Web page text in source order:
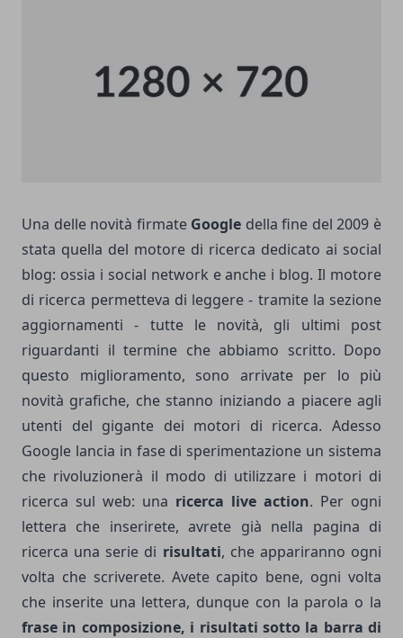
Una delle novità firmate Google della fine del 2009 è
stata quella del motore di ricerca dedicato ai social
blog: ossia i social network e anche i blog. Il motore
di ricerca permetteva di leggere - tramite la sezione
aggiornamenti - tutte le novità, gli ultimi post
riguardanti il termine che abbiamo scritto. Dopo
questo miglioramento, sono arrivate per lo più
novità grafiche, che stanno iniziando a piacere agli
utenti del gigante dei motori di ricerca. Adesso
Google lancia in fase di sperimentazione un sistema
che rivoluzionerà il modo di utilizzare i motori di
ricerca sul web: una ricerca live action. Per ogni
lettera che inserirete, avrete già nella pagina di
ricerca una serie di risultati, che appariranno ogni
volta che scriverete. Avete capito bene, ogni volta
che inserite una lettera, dunque con la parola o la
frase in composizione, i risultati sotto la barra di